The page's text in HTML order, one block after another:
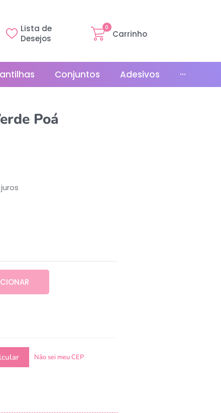
Lista de
Desejos
Carrinho
0
Conjuntos Adesivos ···
Poá
Não sei meu CEP